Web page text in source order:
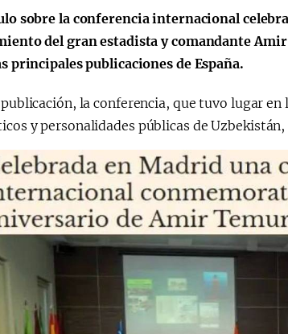
Поручение
Президента – в
действии
sobre la conferencia internacional
del gran estadista y comandante
principales publicaciones de España.
publicación, la conferencia, que tuvo lugar
y personalidades públicas de Uzbekistán,